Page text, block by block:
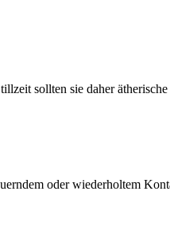
sollten sie daher
oder wiederholtem